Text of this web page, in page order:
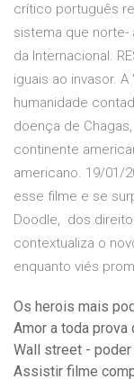
crítico português
sistema que norte-
da Internacional.
iguais ao invasor.
humanidade
doença de
continente
americano. 19/01/
esse filme e se
Doodle, dos
contextualiza o
enquanto viés
Os herois mais
Amor a toda
Wall street -
Assistir filme